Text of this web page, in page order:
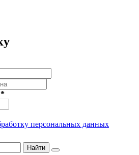
*
персональных данных
Найти